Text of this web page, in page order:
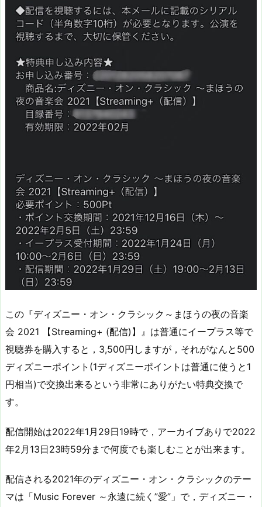
この『ディズニー・オン・クラシック～まほうの夜の音楽
会 2021 【Streaming+ (配信)】』は普通にイープラス等で
視聴券を購入すると，3,500円しますが，それがなんと500
ディズニーポイント(1ディズニーポイントは普通に使うと1
円相当)で交換出来るという非常にありがたい特典交換で
す。
配信開始は2022年1月29日19時で，アーカイブありで2022
年2月13日23時59分まで何度でも楽しむことが出来ます。
配信される2021年のディズニー・オン・クラシックのテー
マは「Music Forever ～永遠に続く”愛”」で，ディズニー・